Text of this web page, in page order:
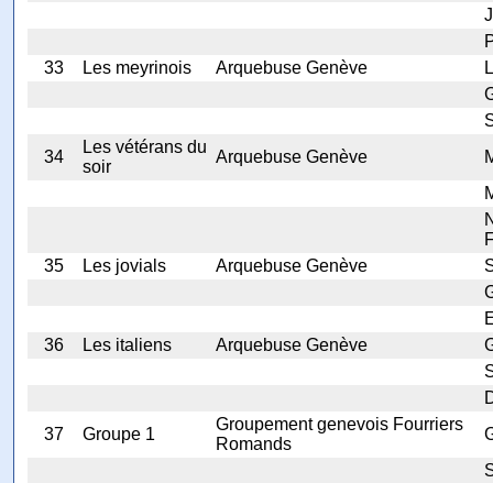
33
Les meyrinois Arquebuse Genève
34
Les vétérans du
soir
Arquebuse Genève
35
Les jovials Arquebuse Genève
36
Les italiens Arquebuse Genève
37
Groupe 1
Groupement genevois Fourriers
Romands